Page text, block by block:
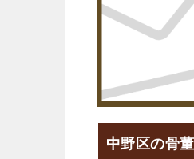
中野区の骨